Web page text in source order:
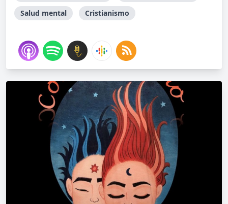
Salud mental
Cristianismo